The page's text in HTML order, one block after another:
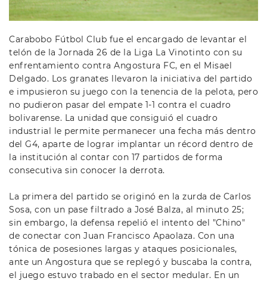
Carabobo Fútbol Club fue el encargado de levantar el
telón de la Jornada 26 de la Liga La Vinotinto con su
enfrentamiento contra Angostura FC, en el Misael
Delgado. Los granates llevaron la iniciativa del partido
e impusieron su juego con la tenencia de la pelota, pero
no pudieron pasar del empate 1-1 contra el cuadro
bolivarense. La unidad que consiguió el cuadro
industrial le permite permanecer una fecha más dentro
del G4, aparte de lograr implantar un récord dentro de
la institución al contar con 17 partidos de forma
consecutiva sin conocer la derrota.
La primera del partido se originó en la zurda de Carlos
Sosa, con un pase filtrado a José Balza, al minuto 25;
sin embargo, la defensa repelió el intento del "Chino"
de conectar con Juan Francisco Apaolaza. Con una
tónica de posesiones largas y ataques posicionales,
ante un Angostura que se replegó y buscaba la contra,
el juego estuvo trabado en el sector medular. En un